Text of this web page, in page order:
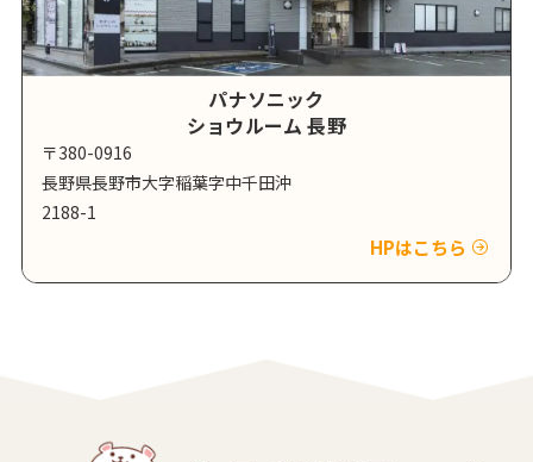
パナソニック
ショウルーム 長野
〒380-0916
長野県長野市大字稲葉字中千田沖
2188-1
HPはこちら